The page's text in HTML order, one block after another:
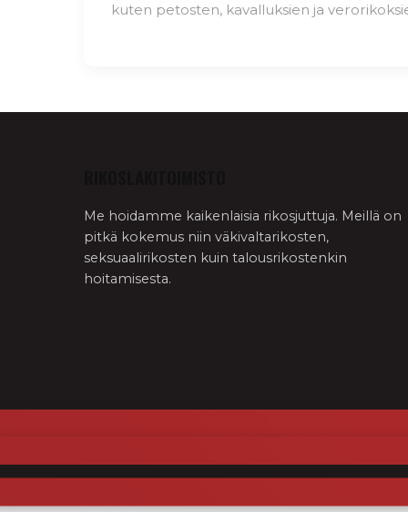
kuten petosten, kavalluksien ja
Me hoidamme kaikenlaisia rikosjuttuja. Meillä on
pitkä kokemus niin väkivaltarikosten,
seksuaalirikosten kuin talousrikostenkin
hoitamisesta.